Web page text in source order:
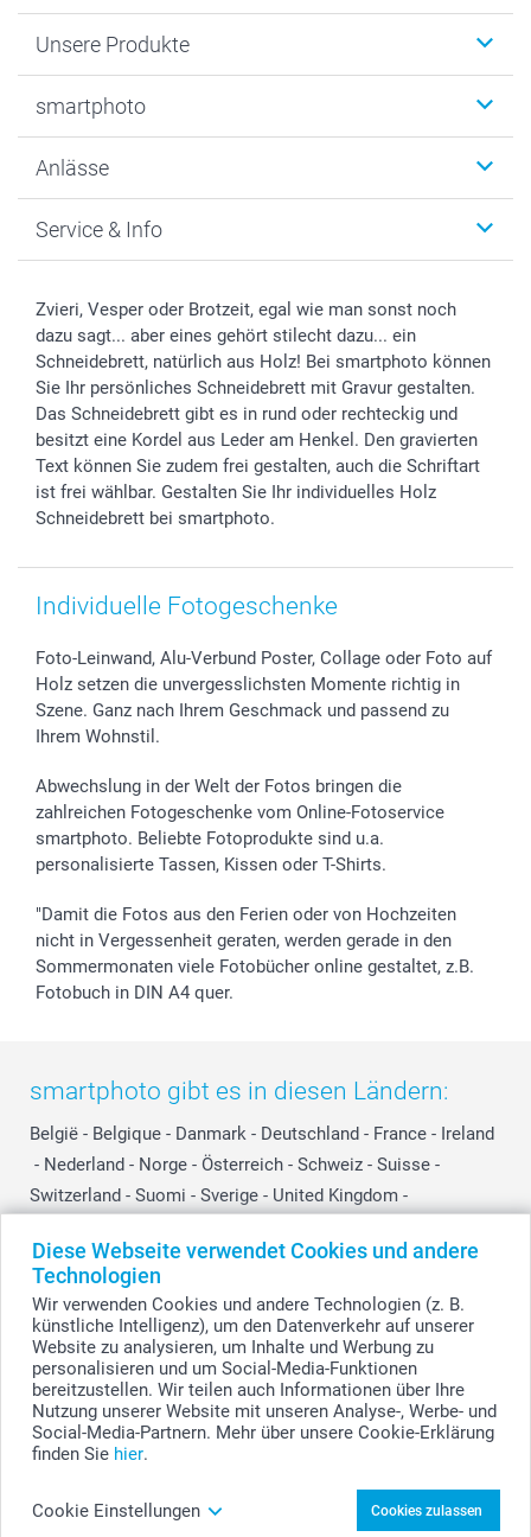
Diese Webseite verwendet Cookies und andere
Technologien
Wir verwenden Cookies und andere Technologien (z. B.
künstliche Intelligenz), um den Datenverkehr auf unserer
Website zu analysieren, um Inhalte und Werbung zu
personalisieren und um Social-Media-Funktionen
bereitzustellen. Wir teilen auch Informationen über Ihre
Nutzung unserer Website mit unseren Analyse-, Werbe- und
Social-Media-Partnern. Mehr über unsere Cookie-Erklärung
finden Sie hier.
Cookie Einstellungen Cookies zulassen
Schneidebrett mit Foto aus Holz gestalten
Unsere Produkte
Fotogeschenke
MyNameBook
Fotoabzüge, Fotos als Buch & Poster
Zubehör & Material
Foto-Kalender & Agenden
Sticker & Etiketten
Geschenk-Gutscheine (PDF)
smartphoto
Warum smartphoto
Datenschutz
AGB
Impressum
Presse
Partnerprogramme
Investor Relations
B2B smartbusiness
Widerrufsrecht
Anlässe
Neujahr
Muttertag
Vatertag
Kommunion & Konfirmation
Hochzeit
Geburtstag
Geburt
Zu allen Anlässen
Service & Info
Anmelden /Registrieren
Preise und Versandkosten
Lieferfristen
72h Lieferung
Zahlungsmöglichkeiten
Sitemap
Status der Bestellung
smartfriends
Zvieri, Vesper oder Brotzeit, egal wie man sonst noch
dazu sagt... aber eines gehört stilecht dazu... ein
Schneidebrett, natürlich aus Holz! Bei smartphoto können
Sie Ihr persönliches Schneidebrett mit Gravur gestalten.
Das Schneidebrett gibt es in rund oder rechteckig und
besitzt eine Kordel aus Leder am Henkel. Den gravierten
Text können Sie zudem frei gestalten, auch die Schriftart
ist frei wählbar. Gestalten Sie Ihr individuelles Holz
Schneidebrett bei smartphoto.
Individuelle Fotogeschenke
Foto-Leinwand, Alu-Verbund Poster, Collage oder Foto auf
Holz setzen die unvergesslichsten Momente richtig in
Szene. Ganz nach Ihrem Geschmack und passend zu
Ihrem Wohnstil.
Abwechslung in der Welt der Fotos bringen die
zahlreichen Fotogeschenke vom Online-Fotoservice
smartphoto. Beliebte Fotoprodukte sind u.a.
personalisierte Tassen, Kissen oder T-Shirts.
"Damit die Fotos aus den Ferien oder von Hochzeiten
nicht in Vergessenheit geraten, werden gerade in den
Sommermonaten viele Fotobücher online gestaltet, z.B.
Fotobuch in DIN A4 quer.
smartphoto gibt es in diesen Ländern:
België - Belgique - Danmark - Deutschland - France - Ireland
- Nederland - Norge - Österreich - Schweiz - Suisse -
Switzerland - Suomi - Sverige - United Kingdom -
© smartphoto Group. Alle Rechte vorbehalten.
Alle Preise verstehen sich in EURO (€) inkl. MwSt. und zzgl. Versandkosten.